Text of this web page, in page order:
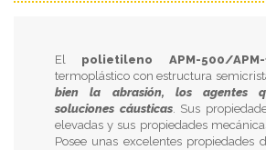
El polietileno APM-500/
termoplástico con estructura
bien la abrasión, los agentes
soluciones cáusticas. Sus
elevadas y sus propiedades
Posee unas excelentes propiedades